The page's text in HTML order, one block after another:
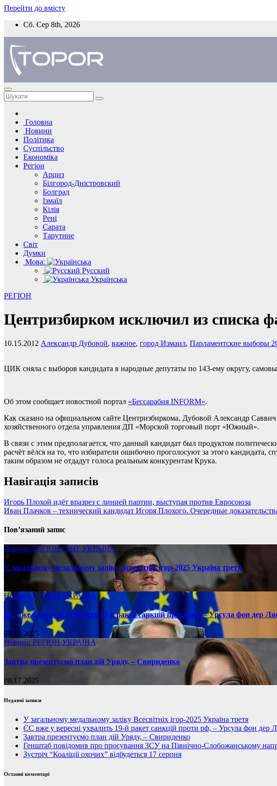
Перейти до вмісту
Сб. Сер 8th, 2026
Головна
Новини
Політика
Суспільство
Економіка
Регіон
Арциз
Білгород-Дністровский
Болград
Ізмаїл
Кілія
Рені
Сарата
Тарутине
Світ
Думки
Мова:
Русский
Українська
РЕГІОН
Центризбирком исключил из списка
10.15.2012 Александр Дубовой, важное, город Измаил, Парламентские выборы
ЦИК сняла с выборов кандидата в народные депутаты по 143-ему округу,
Об этом сообщает новостной портал «Бессарабия INFORM».
Как сказано на официальном сайте Центризбиркома, Дубовой Александр
хозяйственного отдела управления ДП «Морской торговый порт «Южный».
В связи с этим предполагается, что данный кандидат был продуктом
расчёт вёлся на то, что избиратели ошибочно проголосуют за этого
таким образом не отдадут голоса реальным конкурентам Крука.
Навігація записів
Игорь Плохой идёт вразрез с линией партии, выступая против Евросоюза
Иван Плачков – технический кандидат Игоря Плохого. Очередные
Пов’язаний запис
Новини РЕГІОНСВІТ УКРАЇНА
У загальному медальному заліку Всесвітніх ігор-2025 Україна третя
08.17.2025
НовиниРЕГІОН УКРАЇНА
ЄС вже у вересні ухвалить 19-й ракет санкцій проти рф, – Урсула фон дер
08.17.2025
Новини РЕГІОН УКРАЇНА
Завтра презентуємо план дій Уряду, – Свириденко
08.17.2025
Недавні записи
У загальному медальному заліку Всесвітніх ігор-2025 Україна третя
ЄС вже у вересні ухвалить 19-й ракет санкцій проти рф, – Урсула фон дер
Завтра презентуємо план дій Уряду, – Свириденко
Генштаб повідомив про просування ЗСУ на Північно-Слобожанському
Зустріч “Коаліції охочих” відбудеться 17 серпня
Останні коментарі